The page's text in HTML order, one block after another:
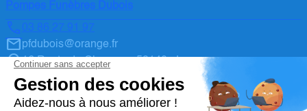
Pompes Funèbres Dubois
03 86 27 91 97
pfdubois@orange.fr
16 Route de Clamecy - 58140 - Lormes
4.9/5 - 7 avis
Pompes Funèbres Dubois